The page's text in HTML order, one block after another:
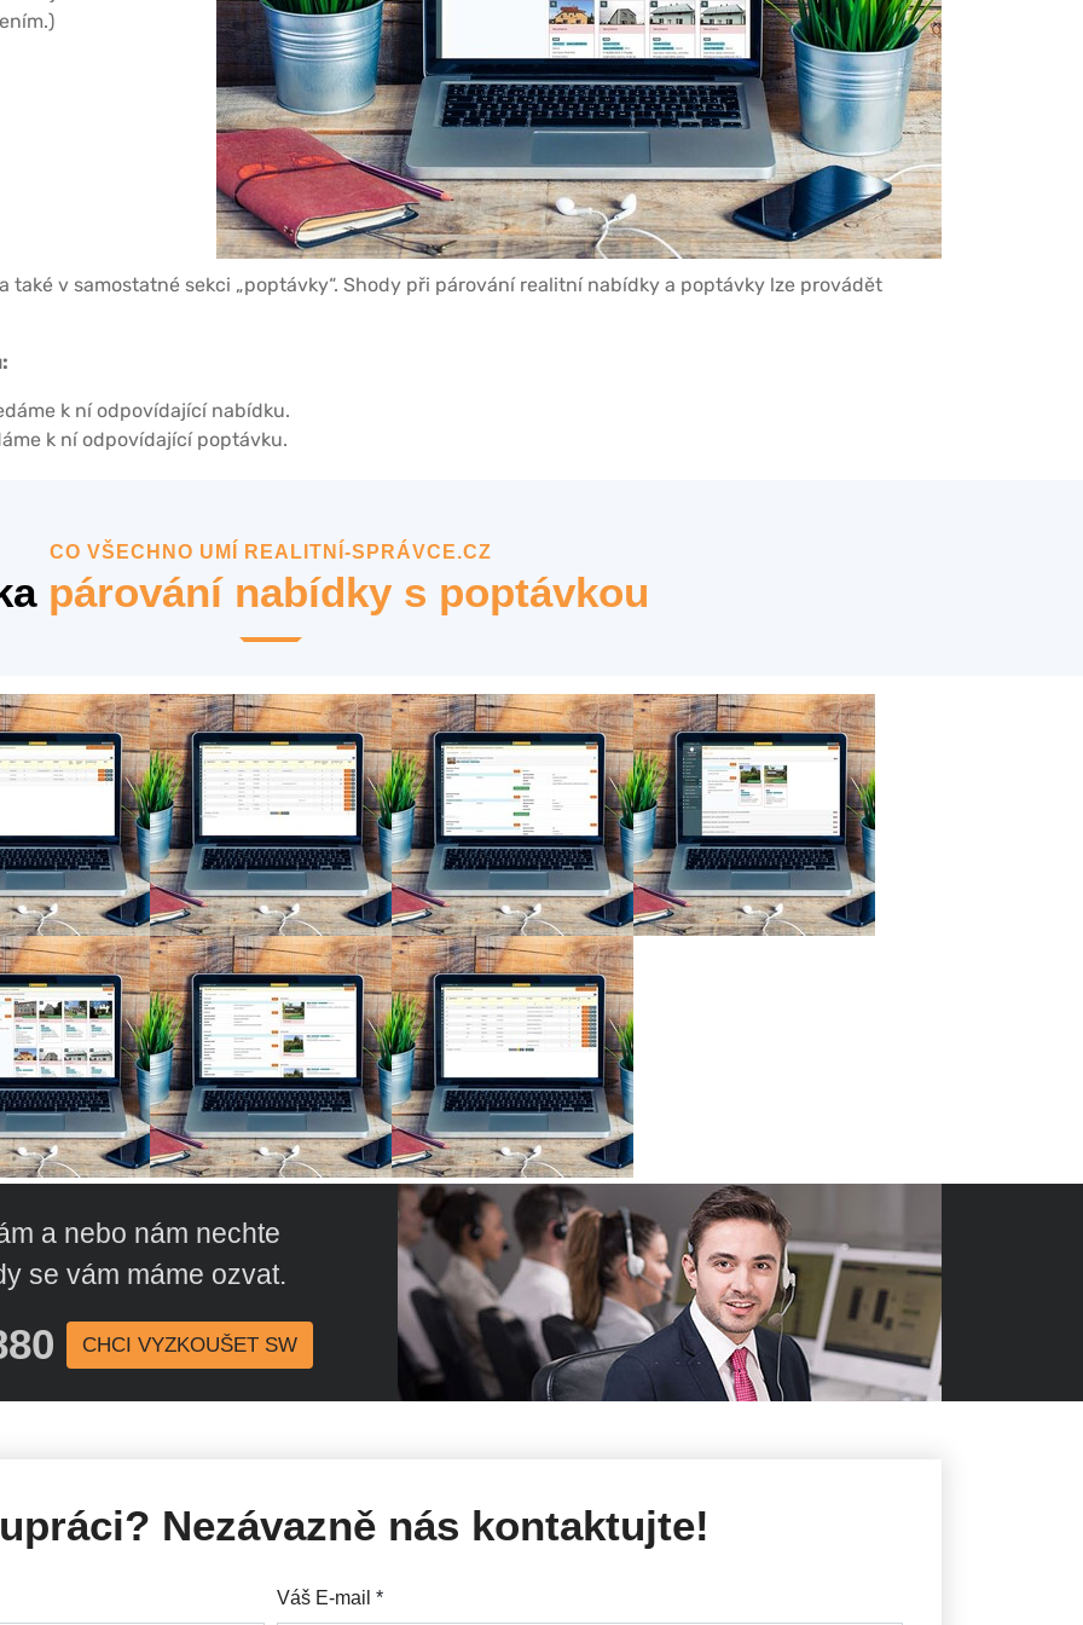
také v samostatné sekci „poptávky“. Shody při párování realitní nabídky a poptávky lze provádět
k ní odpovídající nabídku.
k ní odpovídající poptávku.
CO VŠECHNO UMÍ REALITNÍ-SPRÁVCE.CZ
párování nabídky s poptávkou
a nebo nám nechte
se vám máme ozvat.
CHCI VYZKOUŠET SW
Nezávazně nás kontaktujte!
Váš E-mail *